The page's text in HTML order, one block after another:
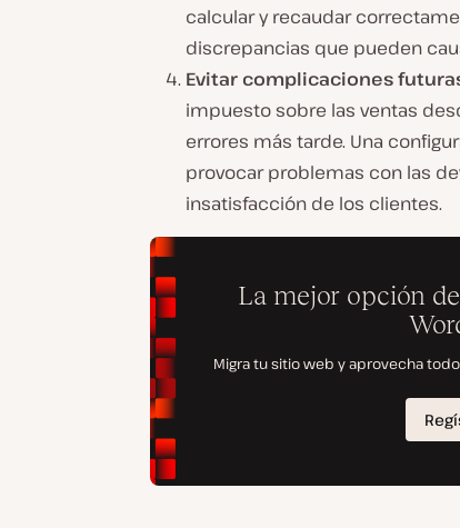
calcular y recaudar
discrepancias que pueden
Evitar complicaciones
impuesto sobre las ventas
errores más tarde. Una
provocar problemas con las
insatisfacción de los clientes.